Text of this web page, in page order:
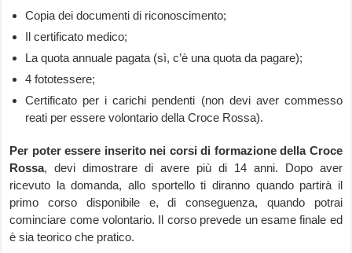
Copia dei documenti di riconoscimento;
Il certificato medico;
La quota annuale pagata (sì, c’è una quota da pagare);
4 fototessere;
Certificato per i carichi pendenti (non devi aver commesso
reati per essere volontario della Croce Rossa).
Per poter essere inserito nei corsi di formazione della Croce
Rossa, devi dimostrare di avere più di 14 anni. Dopo aver
ricevuto la domanda, allo sportello ti diranno quando partirà il
primo corso disponibile e, di conseguenza, quando potrai
cominciare come volontario. Il corso prevede un esame finale ed
è sia teorico che pratico.